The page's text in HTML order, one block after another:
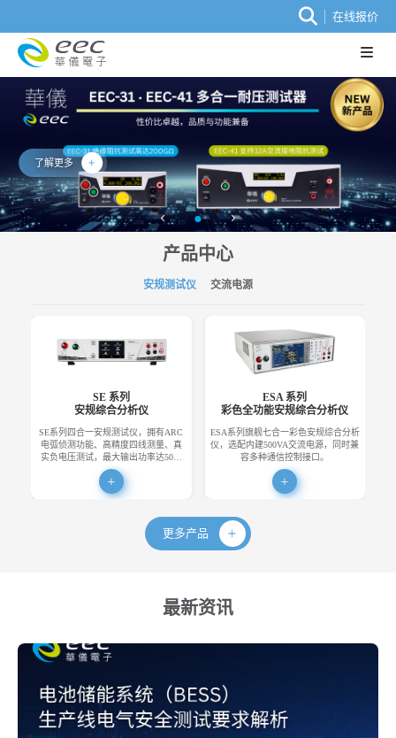
在线报价
了解更多
产品中心
安规测试仪 交流电源
SE 系列
安规综合分析仪
SE系列四合一安规测试仪，拥有ARC
电弧侦测功能、高精度四线测量、真
实负电压测试，最大输出功率达50…
ESA 系列
彩色全功能安规综合分析仪
ESA系列旗舰七合一彩色安规综合分析
仪，选配内建500VA交流电源，同时兼
容多种通信控制接口。
更多产品
最新资讯